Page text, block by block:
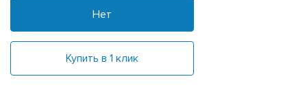
Нет
Купить в 1 клик